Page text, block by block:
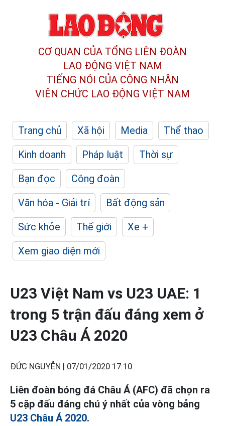
CƠ QUAN CỦA TỔNG LIÊN ĐOÀN
LAO ĐỘNG VIỆT NAM
TIẾNG NÓI CỦA CÔNG NHÂN
VIÊN CHỨC LAO ĐỘNG VIỆT NAM
Trang chủ Xã hội Media
Thể thao
Kinh doanh
Pháp luật
Thời sự
Bạn đọc
Công đoàn
Văn hóa - Giải trí
Bất động sản
Sức khỏe
Thế giới
Xe +
Xem giao diện mới
U23 Việt Nam vs U23 UAE: 1
trong 5 trận đấu đáng xem ở
U23 Châu Á 2020
ĐỨC NGUYỄN | 07/01/2020 17:10
Liên đoàn bóng đá Châu Á (AFC) đã chọn ra
5 cặp đấu đáng chú ý nhất của vòng bảng
U23 Châu Á 2020.